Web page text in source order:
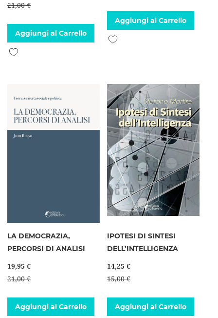
21,00 €
Aggiungi al Carrello
Aggiungi alla lista desideri
Aggiungi al Carrello
Aggiungi alla lista desideri
LA DEMOCRAZIA,
PERCORSI DI ANALISI
19,95 €
21,00 €
Aggiungi al Carrello
IPOTESI DI SINTESI
DELL’INTELLIGENZA
14,25 €
15,00 €
Aggiungi al Carrello